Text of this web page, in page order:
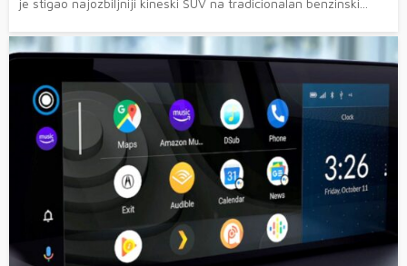
je stigao najozbiljniji kineski SUV na tradicionalan benzinski...